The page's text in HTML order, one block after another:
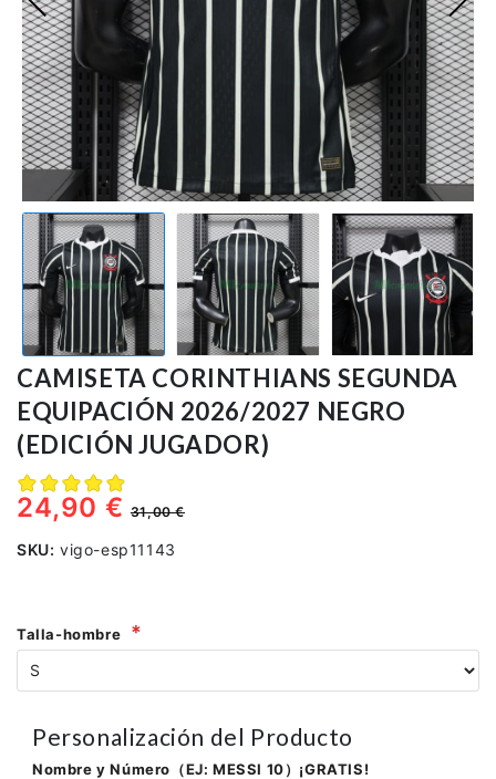
Bundesliga
Otras Ligas
Niño
Ropa de Entrenamiento
Jugadores
CAMISETA CORINTHIANS SEGUNDA
EQUIPACIÓN 2026/2027 NEGRO
(EDICIÓN JUGADOR)
24,90 €31,00 €
SKU: vigo-esp11143
Talla-hombre
Personalización del Producto
Nombre y Número（EJ: MESSI 10）¡GRATIS!